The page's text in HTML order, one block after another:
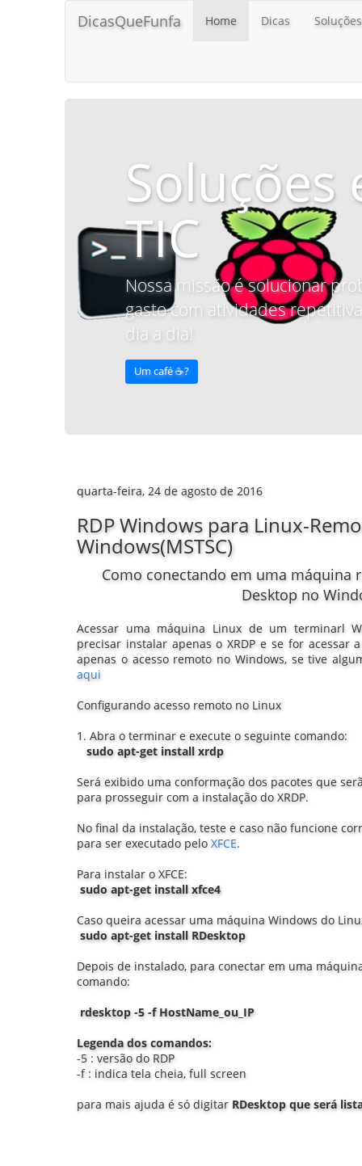
DicasQueFunfa Home Dicas Soluções
Soluções
TIC
Nossa missão é solucionar
gasto com atividades
dia a dia!
Um café ☕️?
quarta-feira, 24 de agosto de 2016
RDP Windows para Linux-
Windows(MSTSC)
Como conectando em uma máquina
Desktop no
Acessar uma máquina Linux de um terminarl
precisar instalar apenas o XRDP e se for acessar
apenas o acesso remoto no Windows, se tive
aqui
Configurando acesso remoto no Linux
1. Abra o terminar e execute o seguinte comando:
sudo apt-get install xrdp
Será exibido uma conformação dos pacotes que
para prosseguir com a instalação do XRDP.
No final da instalação, teste e caso não funcione
para ser executado pelo XFCE.
Para instalar o XFCE:
sudo apt-get install xfce4
Caso queira acessar uma máquina Windows do
sudo apt-get install RDesktop
Depois de instalado, para conectar em uma
comando:
rdesktop -5 -f HostName_ou_IP
Legenda dos comandos:
-5 : versão do RDP
-f : indica tela cheia, full screen
para mais ajuda é só digitar RDesktop que será